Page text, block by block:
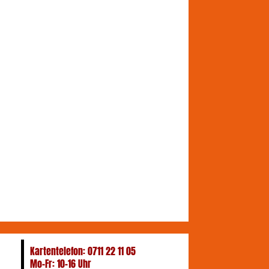
Kartentelefon: 0711 22 11 05
Mo-Fr: 10-16 Uhr